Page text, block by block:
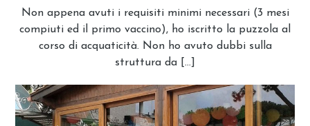
Non appena avuti i requisiti minimi necessari (3 mesi
compiuti ed il primo vaccino), ho iscritto la puzzola al
corso di acquaticità. Non ho avuto dubbi sulla
struttura da […]